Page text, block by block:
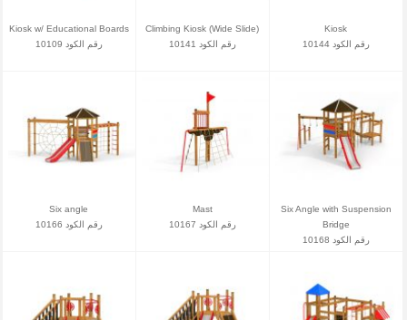
Kiosk w/ Educational Boards
رقم الكود 10109
Climbing Kiosk (Wide Slide)
رقم الكود 10141
Kiosk
رقم الكود 10144
Six angle
رقم الكود 10166
Mast
رقم الكود 10167
Six Angle with Suspension
Bridge
رقم الكود 10168